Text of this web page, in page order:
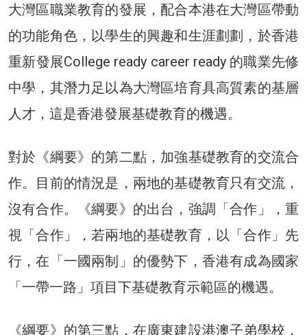
大灣區職業教育的發展，配合本港在大灣區帶動
的功能角色，以學生的興趣和生涯劃劃，於香港
重新發展College ready career ready 的職業先修
中學，其潛力足以為大灣區培育具高質素的基層
人才，這是香港發展基礎教育的機遇。
對於《綱要》的第二點，加強基礎教育的交流合
作。目前的情況是，兩地的基礎教育只有交流，
沒有合作。《綱要》的出台，強調「合作」，重
視「合作」，若兩地的基礎教育，以「合作」先
行，在「一國兩制」的優勢下，香港有成為國家
「一帶一路」項目下基礎教育示範區的機遇。
《綱要》的第三點，在廣東建設港澳子弟學校，